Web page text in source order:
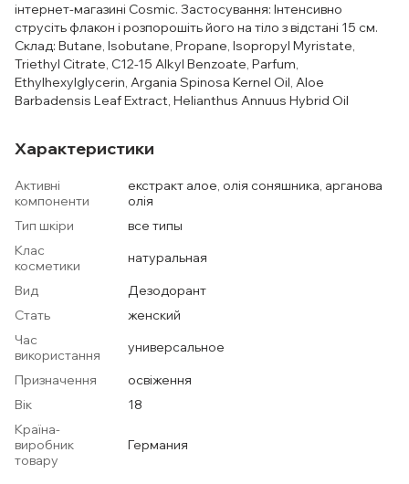
інтернет-магазині Cosmic. Застосування: Інтенсивно
струсіть флакон і розпорошіть його на тіло з відстані 15 см.
Склад: Butane, Isobutane, Propane, Isopropyl Myristate,
Triethyl Citrate, C12-15 Alkyl Benzoate, Parfum,
Ethylhexylglycerin, Argania Spinosa Kernel Oil, Aloe
Barbadensis Leaf Extract, Helianthus Annuus Hybrid Oil
Характеристики
Активні
компоненти
екстракт алое, олія соняшника, арганова
олія
Тип шкіри
все типы
Клас
косметики
натуральная
Вид
Дезодорант
Стать
женский
Час
використання
универсальное
Призначення
освіження
Вік
18
Країна-
виробник
товару
Германия